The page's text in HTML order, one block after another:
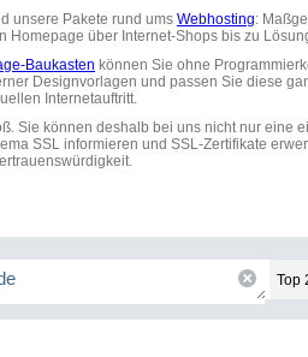
unsere Pakete rund ums Webhosting:
Homepage über Internet-Shops bis zu
Baukasten können Sie ohne
Designvorlagen und passen Sie diese
Internetauftritt.
Sie können deshalb bei uns nicht nur eine
SSL informieren und SSL-Zertifikate
Top